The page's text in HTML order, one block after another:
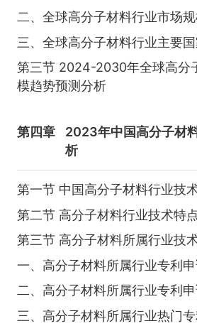
二、全球高分子材料行业市场
三、全球高分子材料行业主要
第三节 2024-2030年全球高分
模趋势预测分析
第四章
2023年中国高分子材
析
第一节 中国高分子材料行业技
第二节 高分子材料行业技术特
第三节 高分子材料所属行业技
一、高分子材料所属行业专利
二、高分子材料所属行业专利
三、高分子材料所属行业热门